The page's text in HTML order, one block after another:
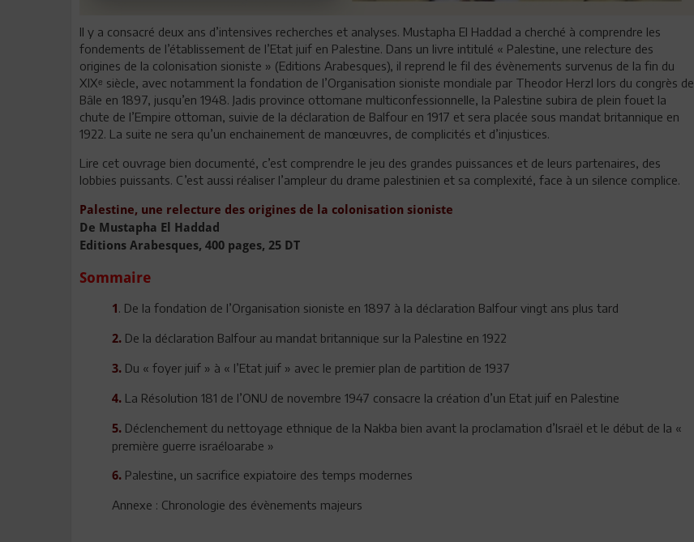
Il y a consacré deux ans d’intensives recherches et analyses. Mustapha El Haddad a cherché à comprendre les
fondements de l’établissement de l’Etat juif en Palestine. Dans un livre intitulé « Palestine, une relecture des
origines de la colonisation sioniste » (Editions Arabesques), il reprend le fil des évènements survenus de la fin du
XIXᵉ siècle, avec notamment la fondation de l’Organisation sioniste mondiale par Theodor Herzl lors du congrès de
Bâle en 1897, jusqu’en 1948. Jadis province ottomane multiconfessionnelle, la Palestine subira de plein fouet la
chute de l’Empire ottoman, suivie de la déclaration de Balfour en 1917 et sera placée sous mandat britannique en
1922. La suite ne sera qu’un enchainement de manœuvres, de complicités et d’injustices.
Lire cet ouvrage bien documenté, c’est comprendre le jeu des grandes puissances et de leurs partenaires, des
lobbies puissants. C’est aussi réaliser l’ampleur du drame palestinien et sa complexité, face à un silence complice.
Palestine, une relecture des origines de la colonisation sioniste
De Mustapha El Haddad
Editions Arabesques, 400 pages, 25 DT
Sommaire
1. De la fondation de l’Organisation sioniste en 1897 à la déclaration Balfour vingt ans plus tard
2. De la déclaration Balfour au mandat britannique sur la Palestine en 1922
3. Du « foyer juif » à « l’Etat juif » avec le premier plan de partition de 1937
4. La Résolution 181 de l’ONU de novembre 1947 consacre la création d’un Etat juif en Palestine
5. Déclenchement du nettoyage ethnique de la Nakba bien avant la proclamation d’Israël et le début de la «
première guerre israéloarabe »
6. Palestine, un sacrifice expiatoire des temps modernes
Annexe : Chronologie des évènements majeurs